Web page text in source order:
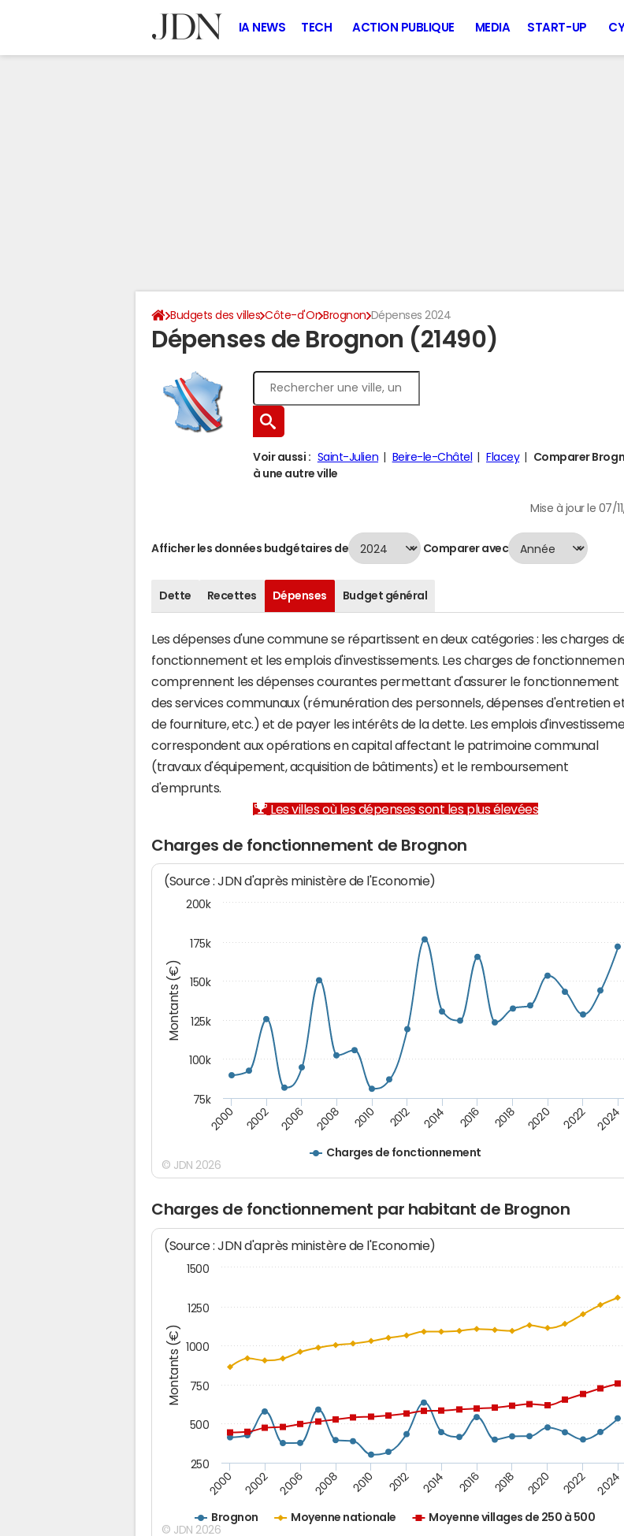
IA NEWS TECH ACTION PUBLIQUE MEDIA START-UP
Budgets des villes Côte-d'Or Brognon Dépenses 2024
Dépenses de Brognon (21490)
Voir aussi : Saint-Julien Beire-le-Châtel Flacey
Comparer
à une autre ville
Mise à jour le 07/
Afficher les données budgétaires de Comparer avec
Dette Recettes Dépenses Budget général
Les dépenses d'une commune se répartissent en deux catégories : les charges
fonctionnement et les emplois d'investissements. Les charges de
comprennent les dépenses courantes permettant d'assurer le fonctionnement
des services communaux (rémunération des personnels, dépenses d'entretien
de fourniture, etc.) et de payer les intérêts de la dette. Les emplois
correspondent aux opérations en capital affectant le patrimoine communal
(travaux d'équipement, acquisition de bâtiments) et le remboursement
d'emprunts.
Les villes où les dépenses sont les plus élevées
Charges de fonctionnement de Brognon
Montants (€)
(Source : JDN d'après ministère de l'Economie)
Charges de fonctionnement
2000 2002 2006 2008 2010 2012 2014 2016 2018 2020 2022 2024
75k
100k
125k
150k
175k
200k
© JDN 2026
Charges de fonctionnement par habitant de Brognon
Montants (€)
(Source : JDN d'après ministère de l'Economie)
Brognon Moyenne nationale Moyenne villages de 250 à 500
2000 2002 2006 2008 2010 2012 2014 2016 2018 2020 2022 2024
250
500
750
1000
1250
1500
© JDN 2026